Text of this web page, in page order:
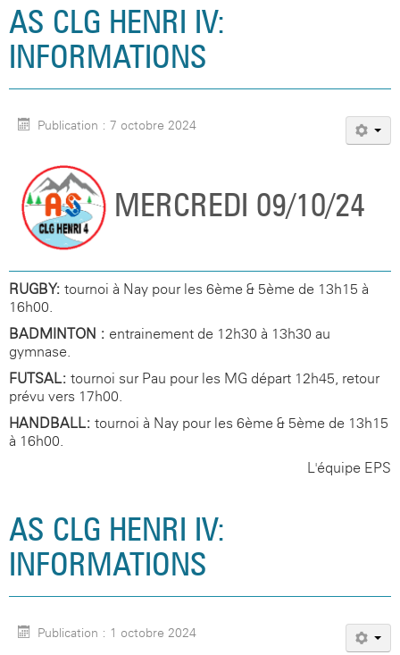
AS CLG HENRI IV:
INFORMATIONS
Publication : 7 octobre 2024
MERCREDI 09/10/24
RUGBY: tournoi à Nay pour les 6ème & 5ème de 13h15 à
16h00.
BADMINTON : entrainement de 12h30 à 13h30 au
gymnase.
FUTSAL: tournoi sur Pau pour les MG départ 12h45, retour
prévu vers 17h00.
HANDBALL: tournoi à Nay pour les 6ème & 5ème de 13h15
à 16h00.
L'équipe EPS
AS CLG HENRI IV:
INFORMATIONS
Publication : 1 octobre 2024